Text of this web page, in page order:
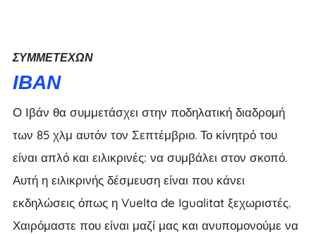
ΣΥΜΜΕΤΈΧΩΝ
ΙΒΆΝ
Ο Ιβάν θα συμμετάσχει στην ποδηλατική διαδρομή
των 85 χλμ αυτόν τον Σεπτέμβριο. Το κίνητρό του
είναι απλό και ειλικρινές: να συμβάλει στον σκοπό.
Αυτή η ειλικρινής δέσμευση είναι που κάνει
εκδηλώσεις όπως η Vuelta de Igualitat ξεχωριστές.
Χαιρόμαστε που είναι μαζί μας και ανυπομονούμε να